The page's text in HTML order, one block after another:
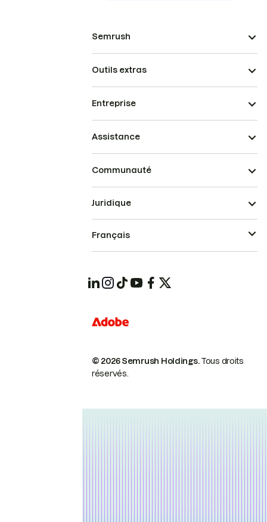
Semrush
Outils extras
Entreprise
Assistance
Communauté
© 2026 Semrush Holdings.Tous droits
réservés.
Juridique
Français